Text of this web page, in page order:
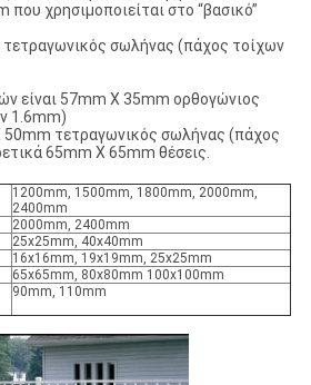
χρησιμοποιείται στο “βασικό”
σωλήνας (πάχος τοίχων
είναι 57mm X 35mm ορθογώνιος
1.6mm)
τετραγωνικός σωλήνας (πάχος
65mm X 65mm θέσεις.
1200mm, 1500mm, 1800mm, 2000mm,
2400mm
2000mm, 2400mm
25x25mm, 40x40mm
16x16mm, 19x19mm, 25x25mm
65x65mm, 80x80mm 100x100mm
90mm, 110mm